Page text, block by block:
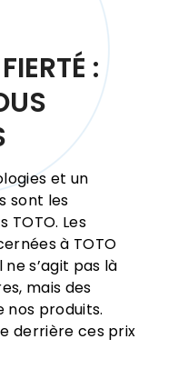
:
et un
sont les
Les
à TOTO
s’agit pas là
mais des
produits.
derrière ces prix